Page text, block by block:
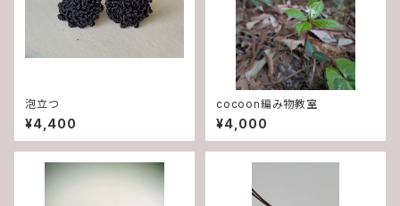
泡立つ
¥4,400
cocoon編み物教室
¥4,000